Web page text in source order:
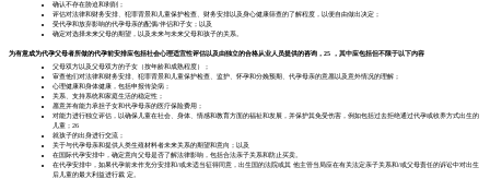
确认不存在胁迫和剥削；
评估对法律和财务安排、犯罪背景和儿童保护检查、财务安排以及身心健康筛查的了解程度，以便自由做出决定；
受代孕和放弃影响的代孕母亲的配偶/伴侣和子女；以及
确定对选择未来父母的期望，以及未来与未来父母和孩子的关系。
为有意成为代孕父母者所做的代孕前安排应包括社会心理适宜性评估以及由独立的合格从业人员提供的咨询，25 ，其中应包括但不限于以下内容
父母双方以及父母双方的子女（按年龄和成熟程度）；
审查他们对法律和财务安排、犯罪背景和儿童保护检查、监护、怀孕和分娩预期、代孕母亲的意愿以及意外情况的理解；
心理健康和身体健康，包括申报传染病；
关系、支持系统和家庭生活的稳定性；
愿意并有能力承担子女和代孕母亲的医疗保险费用；
对能力进行独立评估，以确保儿童在社会、身体、情感和教育方面的福祉和发展，并保护其免受伤害，例如包括过去拒绝通过代孕或收养方式出生的
儿童；26
就孩子的出身进行交流；
关于与代孕母亲和提供人类生殖材料者未来关系的期望和意向；以及
在国际代孕安排中，确定意向父母是否了解法律影响，包括合法亲子关系和防止买卖。
在代孕安排中，如果代孕前未作充分安排和/或未适当征得同意，出生国的法院或其 他主管当局应在有关法定亲子关系和/或父母责任的诉讼中对出生
后儿童的最大利益进行裁 定。